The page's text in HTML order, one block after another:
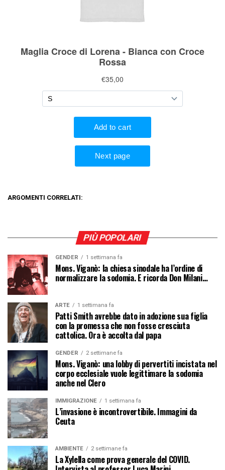
ARGOMENTI CORRELATI:
PIÙ POPOLARI
GENDER 1 settimana fa
Mons. Viganò: la chiesa sinodale ha l’ordine di
normalizzare la sodomia. E ricorda Don Milani…
ARTE 1 settimana fa
Patti Smith avrebbe dato in adozione sua figlia
con la promessa che non fosse cresciuta
cattolica. Ora è accolta dal papa
GENDER 2 settimane fa
Mons. Viganò: una lobby di pervertiti incistata nel
corpo ecclesiale vuole legittimare la sodomia
anche nel Clero
IMMIGRAZIONE 1 settimana fa
L’invasione è incontrovertibile. Immagini da
Ceuta
AMBIENTE 2 settimane fa
La Xylella come prova generale del COVID.